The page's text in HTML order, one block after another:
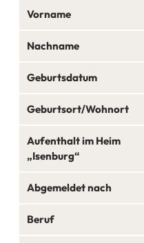
Vorname
Nachname
Geburtsdatum
Geburtsort/Wohnort
Aufenthalt im Heim
„Isenburg“
Abgemeldet nach
Beruf